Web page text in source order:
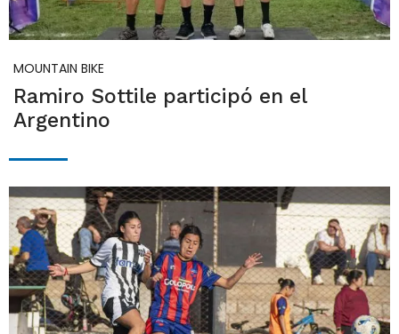
MOUNTAIN BIKE
Ramiro Sottile participó en el
Argentino